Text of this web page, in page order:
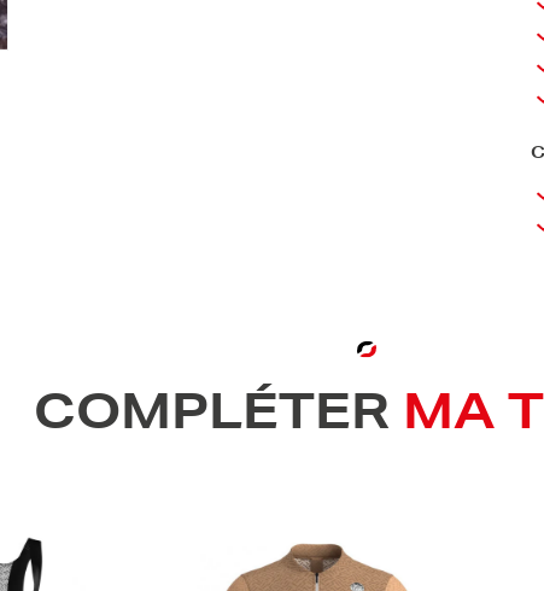
COMPLÉTER MA